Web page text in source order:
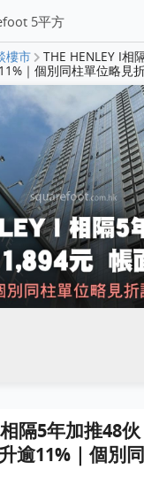
5平方
樓市
THE HENLEY I相
｜個別同柱單位略見
隔5年加推48
逾11%｜個別